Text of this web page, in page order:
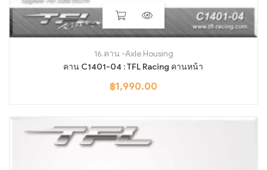
16.คาน -Axle Housing
คาน C1401-04 : TFL Racing คานหน้า
฿1,990.00